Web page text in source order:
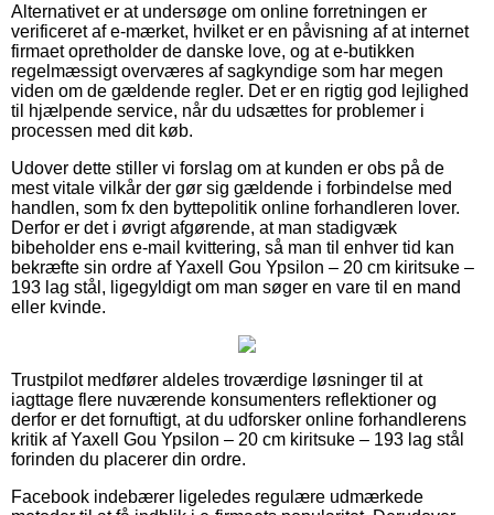
Alternativet er at undersøge om online forretningen er
verificeret af e-mærket, hvilket er en påvisning af at internet
firmaet opretholder de danske love, og at e-butikken
regelmæssigt overværes af sagkyndige som har megen
viden om de gældende regler. Det er en rigtig god lejlighed
til hjælpende service, når du udsættes for problemer i
processen med dit køb.
Udover dette stiller vi forslag om at kunden er obs på de
mest vitale vilkår der gør sig gældende i forbindelse med
handlen, som fx den byttepolitik online forhandleren lover.
Derfor er det i øvrigt afgørende, at man stadigvæk
bibeholder ens e-mail kvittering, så man til enhver tid kan
bekræfte sin ordre af Yaxell Gou Ypsilon – 20 cm kiritsuke –
193 lag stål, ligegyldigt om man søger en vare til en mand
eller kvinde.
Trustpilot medfører aldeles troværdige løsninger til at
iagttage flere nuværende konsumenters reflektioner og
derfor er det fornuftigt, at du udforsker online forhandlerens
kritik af Yaxell Gou Ypsilon – 20 cm kiritsuke – 193 lag stål
forinden du placerer din ordre.
Facebook indebærer ligeledes regulære udmærkede